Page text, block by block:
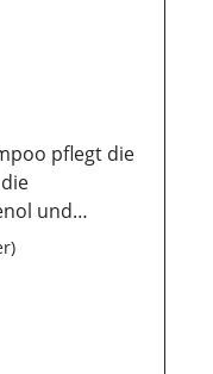
pflegt die
und
beruhigt